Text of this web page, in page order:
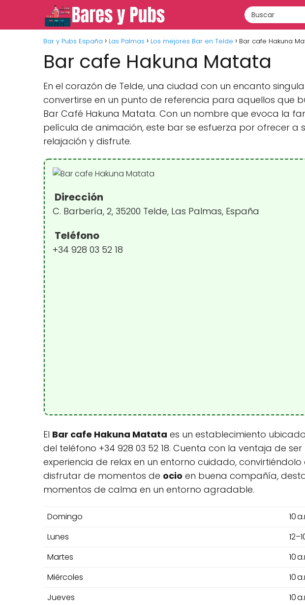
Bar y Pubs España Las Palmas Los mejores Bar en Telde Bar cafe Hakuna
Bar cafe Hakuna Matata
En el corazón de Telde, una ciudad con un encanto
convertirse en un punto de referencia para aquellos que
Bar Café Hakuna Matata. Con un nombre que evoca la
película de animación, este bar se esfuerza por ofrecer
relajación y disfrute.
Dirección
C. Barbería, 2, 35200 Telde, Las Palmas, España
Teléfono
+34 928 03 52 18
El Bar cafe Hakuna Matata es un establecimiento
del teléfono +34 928 03 52 18. Cuenta con la ventaja de
experiencia de relax en un entorno cuidado,
disfrutar de momentos de ocio en buena compañía,
momentos de calma en un entorno agradable.
Domingo
10
Lunes
Martes
10
Miércoles
10
Jueves
10